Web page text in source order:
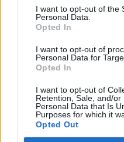
I want to opt-out of the
Personal Data.
Opted In
I want to opt-out of
Personal Data for
Opted In
I want to opt-out of
Retention, Sale, and/or
Personal Data that Is
Purposes for which it
Opted Out
Παρούσα στην 84η ΔΕΘ
ανοίγοντας το δρόμο
στους νέους για τον
αγροδιατροφικό τομέα
05/09/2019 - 16:51